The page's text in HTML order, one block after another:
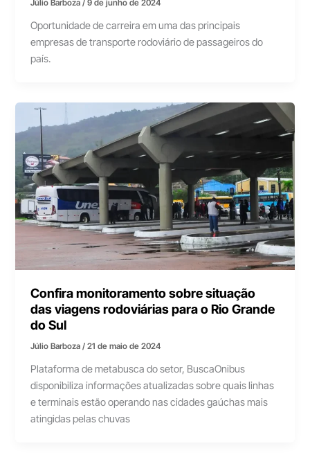
Júlio Barboza/9 de junho de 2024
Oportunidade de carreira em uma das principais
empresas de transporte rodoviário de passageiros do
país.
Confira monitoramento sobre situação
das viagens rodoviárias para o Rio Grande
do Sul
Júlio Barboza/21 de maio de 2024
Plataforma de metabusca do setor, BuscaOnibus
disponibiliza informações atualizadas sobre quais linhas
e terminais estão operando nas cidades gaúchas mais
atingidas pelas chuvas